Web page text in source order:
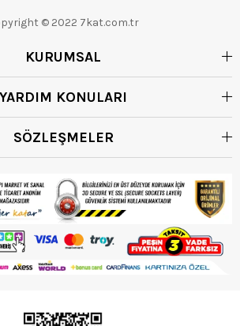
© 2022 7kat.com.tr
KURUMSAL
YARDIM KONULARI
SÖZLEŞMELER